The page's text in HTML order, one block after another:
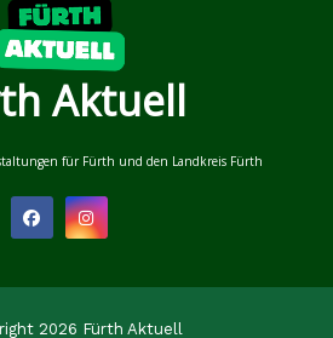
Aktuell
für Fürth und den Landkreis Fürth
2026 Fürth Aktuell